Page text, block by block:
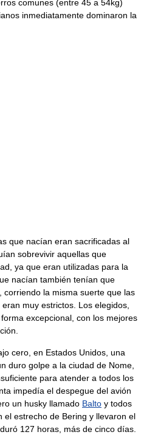
comunes (entre 45 a 54kg)
inmediatamente dominaron la
que nacían eran sacrificadas al
sobrevivir aquellas que
ya que eran utilizadas para la
nacían también tenían que
corriendo la misma suerte que las
muy estrictos. Los elegidos,
excepcional, con los mejores
cero, en Estados Unidos, una
duro golpe a la ciudad de Nome,
para atender a todos los
impedía el despegue del avión
un husky llamado Balto y todos
el estrecho de Bering y llevaron el
127 horas, más de cinco días.